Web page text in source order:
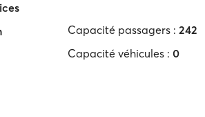
Capacité passagers : 242
Capacité véhicules : 0